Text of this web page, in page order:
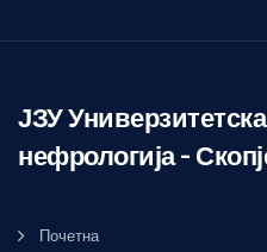
ЈЗУ
нефрологија –
Почетна